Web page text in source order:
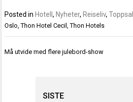
Posted in Hotell, Nyheter, Reiseliv,
Oslo,Thon Hotel Cecil,Thon Hotels
Innleggsnavigasjon
Må utvide med flere julebord-show
SISTE